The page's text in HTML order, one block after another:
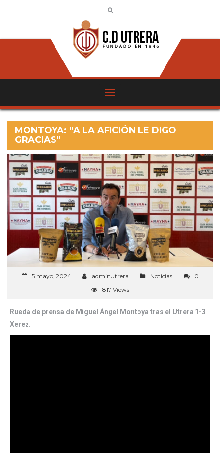
MONTOYA: “A LA AFICIÓN LE DIGO
GRACIAS”
5 mayo, 2024 adminUtrera Noticias
0
817 Views
Rueda de prensa de Miguel Ángel Montoya tras el Utrera 1-3
Xerez.